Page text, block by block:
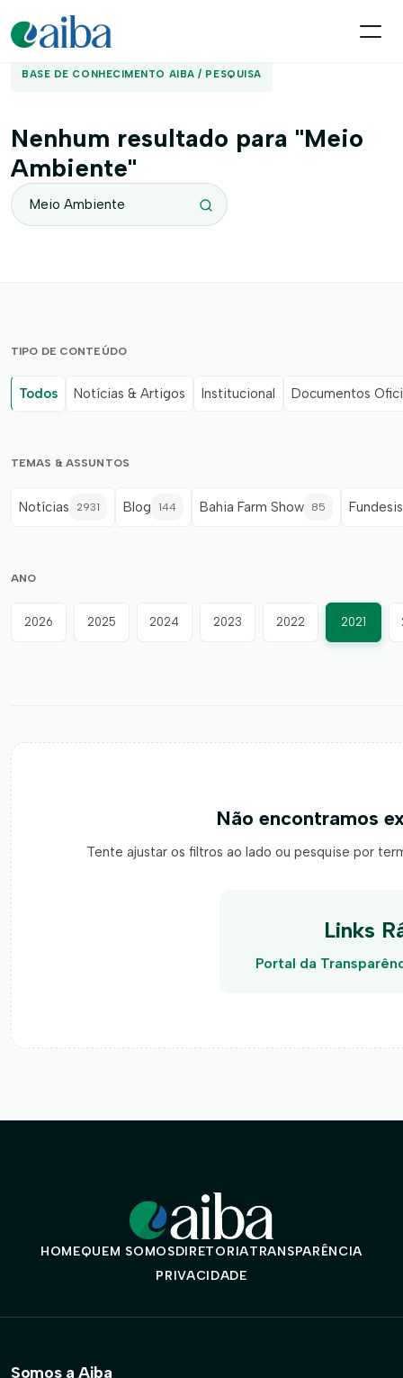
BASE DE CONHECIMENTO AIBA / PESQUISA
Nenhum resultado para "Meio
Ambiente"
TIPO DE CONTEÚDO
Todos Notícias & Artigos Institucional Documentos
TEMAS & ASSUNTOS
Notícias 2931 Blog 144 Bahia Farm Show 85 Fundesis
ANO
2026 2025 2024 2023 2022 2021
Não encontramos
Tente ajustar os filtros ao lado ou pesquise por
Links
Portal da
HOMEQUEM SOMOSDIRETORIATRANSPARÊNCIA
PRIVACIDADE
Somos a Aiba